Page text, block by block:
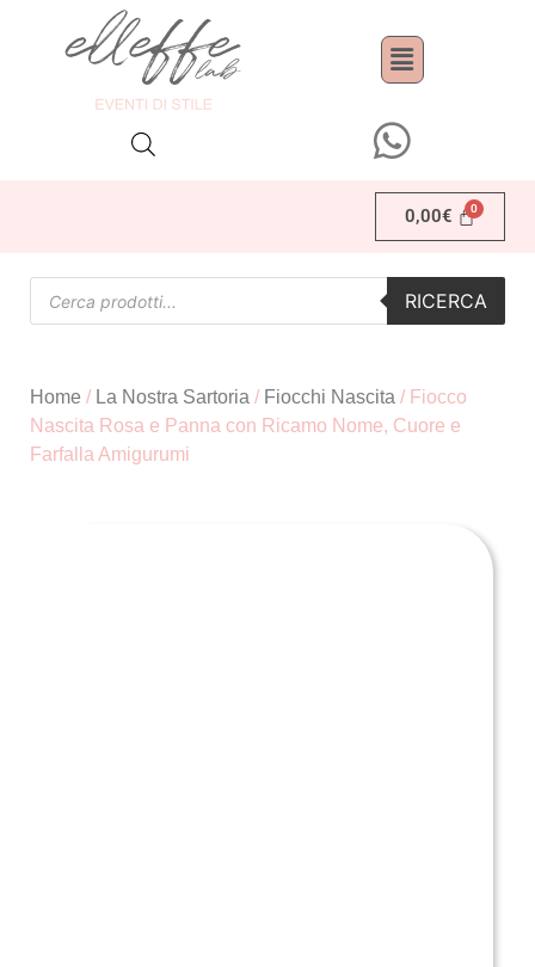
0,00€
RICERCA
Home / La Nostra Sartoria / Fiocchi Nascita / Fiocco
Nascita Rosa e Panna con Ricamo Nome, Cuore e
Farfalla Amigurumi